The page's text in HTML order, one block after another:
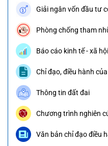
Giải ngân vốn đầu tư
Phòng chống tham
Báo cáo kinh tế - xã hội
Chỉ đạo, điều hành
Thông tin đất đai
Chương trình nghiên
Văn bản chỉ đạo điều